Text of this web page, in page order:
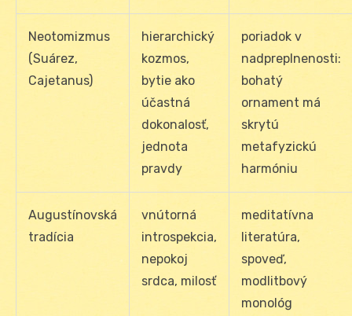
Neotomizmus
(Suárez,
Cajetanus)
hierarchický
kozmos,
bytie ako
účastná
dokonalosť,
jednota
pravdy
poriadok v
nadpreplnenosti:
bohatý
ornament má
skrytú
metafyzickú
harmóniu
Augustínovská
tradícia
vnútorná
introspekcia,
nepokoj
srdca, milosť
meditatívna
literatúra,
spoveď,
modlitbový
monológ